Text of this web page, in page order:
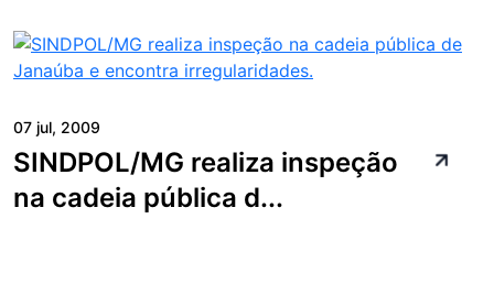
07 jul, 2009
SINDPOL/MG realiza inspeção
na cadeia pública d...